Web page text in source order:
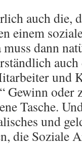
auch die,
einem
dann
und
Gewinn oder
Tasche.
und
die Soziale